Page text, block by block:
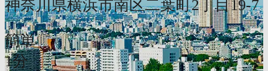
神奈川県横浜市南区二葉町2丁目19-7
簡単
1分